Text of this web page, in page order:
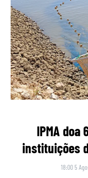
IPMA doa
instituições
18:00 5